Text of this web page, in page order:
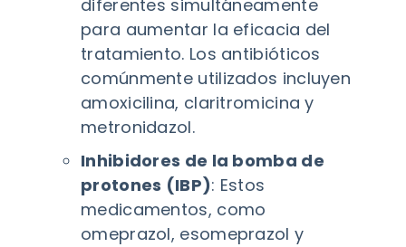
diferentes simultáneamente
para aumentar la eficacia del
tratamiento. Los antibióticos
comúnmente utilizados incluyen
amoxicilina, claritromicina y
metronidazol.
Inhibidores de la bomba de
protones (IBP): Estos
medicamentos, como
omeprazol, esomeprazol y